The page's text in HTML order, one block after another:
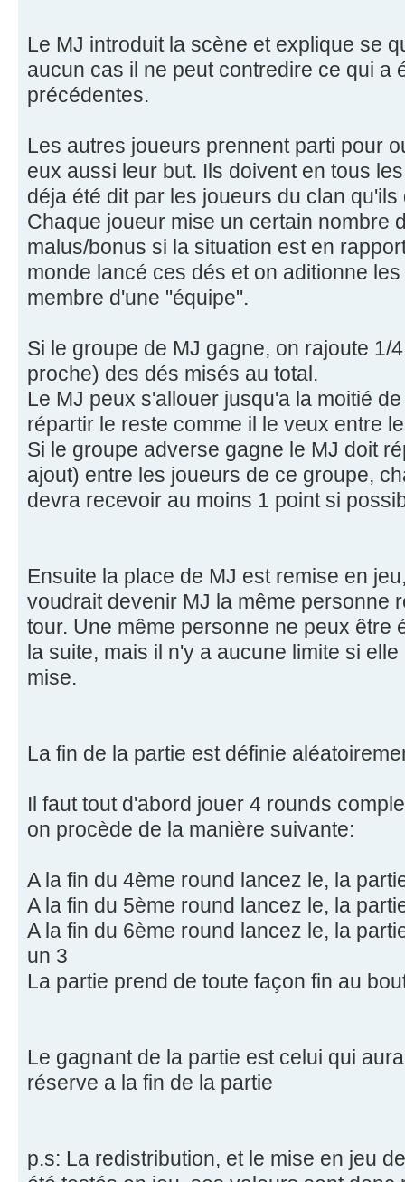
Le MJ introduit la scène et explique se
aucun cas il ne peut contredire ce qui a
précédentes.
Les autres joueurs prennent parti pour
eux aussi leur but. Ils doivent en tous
déja été dit par les joueurs du clan
Chaque joueur mise un certain nombre
malus/bonus si la situation est en
monde lancé ces dés et on aditionne
membre d'une "équipe".
Si le groupe de MJ gagne, on rajoute 1/
proche) des dés misés au total.
Le MJ peux s'allouer jusqu'a la moitié
répartir le reste comme il le veux entre
Si le groupe adverse gagne le MJ doit
ajout) entre les joueurs de ce groupe,
devra recevoir au moins 1 point si
Ensuite la place de MJ est remise en
voudrait devenir MJ la même personne
tour. Une même personne ne peux être
la suite, mais il n'y a aucune limite si
mise.
La fin de la partie est définie
Il faut tout d'abord jouer 4 rounds
on procède de la manière suivante:
A la fin du 4ème round lancez le, la
A la fin du 5ème round lancez le, la
A la fin du 6ème round lancez le, la
un 3
La partie prend de toute façon fin au
Le gagnant de la partie est celui qui
réserve a la fin de la partie
p.s: La redistribution, et le mise en jeu